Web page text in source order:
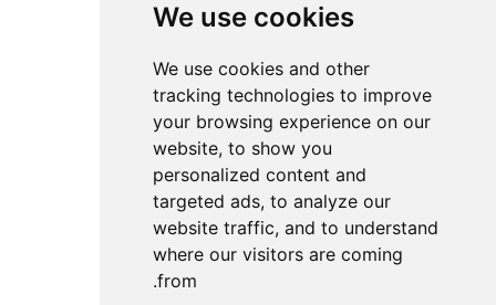
We use cookies
We use cookies and other
tracking technologies to improve
your browsing experience on our
website, to show you
personalized content and
targeted ads, to analyze our
website traffic, and to understand
where our visitors are coming
from.
اتصل بإحدى الخدمات المتاحة.
تسجيل الدخول بمفتاح مرور
تسجيل الدخول باستخدام UACF
تسجيل الدخول باستخدام Decathlon
تسجيل الدخول باستخدام Withings